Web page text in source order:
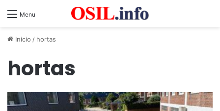
Menu
Inicio / hortas
hortas